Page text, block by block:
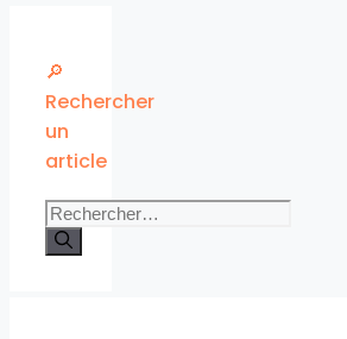
🔎
Rechercher
un
article
Rechercher :